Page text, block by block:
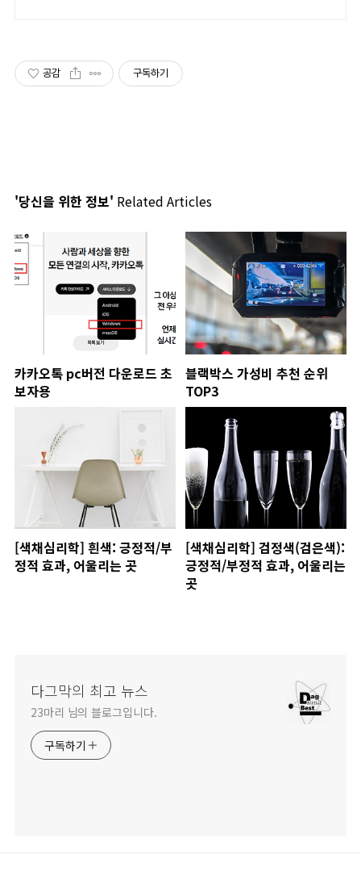
공감 구독하기
'당신을 위한 정보' Related Articles
카카오톡 pc버전 다운로드 초
보자용
블랙박스 가성비 추천 순위
TOP3
[색채심리학] 흰색: 긍정적/부
정적 효과, 어울리는 곳
[색채심리학] 검정색(검은색):
긍정적/부정적 효과, 어울리는
곳
다그막의 최고 뉴스
23마리 님의 블로그입니다.
구독하기